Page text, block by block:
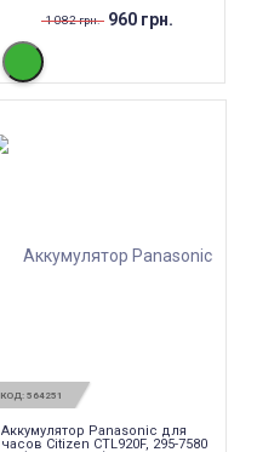
1 082 грн. 960 грн.
КОД: 564251
Аккумулятор Panasonic для
часов Citizen CTL920F, 295-7580